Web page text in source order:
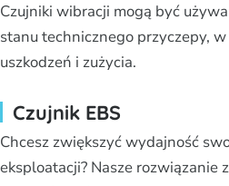
Czujniki wibracji mogą być
stanu technicznego przyczepy,
uszkodzeń i zużycia.
Czujnik EBS
Chcesz zwiększyć wydajność
eksploatacji? Nasze rozwiązanie